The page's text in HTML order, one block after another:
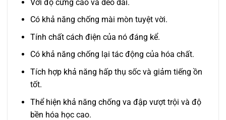
Với độ cứng cao và dẻo dai.
Có khả năng chống mài mòn tuyệt vời.
Tính chất cách điện của nó đáng kể.
Có khả năng chống lại tác động của hóa chất.
Tích hợp khả năng hấp thụ sốc và giảm tiếng ồn
tốt.
Thể hiện khả năng chống va đập vượt trội và độ
bền hóa học cao.